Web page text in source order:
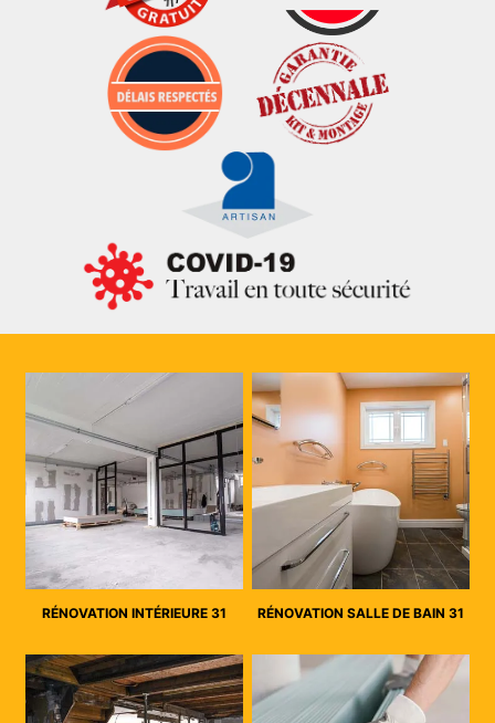
RÉNOVATION INTÉRIEURE 31 RÉNOVATION SALLE DE BAIN 31